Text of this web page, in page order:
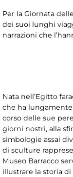
Per la Giornata
dei suoi lunghi
narrazioni che
Nata nell’Egitto
che ha
corso delle sue
giorni nostri, alla
simbologie assai
di sculture
Museo Barracco
illustrare la storia